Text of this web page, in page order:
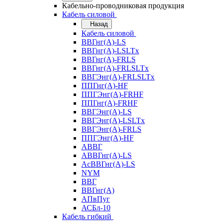
Кабельно-проводниковая продукция
Кабель силовой
Назад
Кабель силовой
ВВГнг(А)-LS
ВВГнг(А)-LSLTx
ВВГнг(А)-FRLS
ВВГнг(А)-FRLSLTx
ВВГЭнг(А)-FRLSLTx
ППГнг(А)-HF
ППГЭнг(А)-FRHF
ППГнг(А)-FRHF
ВВГЭнг(А)-LS
ВВГЭнг(А)-LSLTx
ВВГЭнг(А)-FRLS
ППГЭнг(А)-HF
АВВГ
АВВГнг(А)-LS
АсВВГнг(А)-LS
NYM
ВВГ
ВВГнг(А)
АПвПуг
АСБл-10
Кабель гибкий